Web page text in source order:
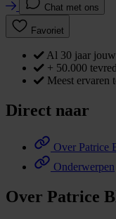
Chat met ons
Favoriet
Al 30 jaar
+ 50.000
Meest ervaren
Direct naar
Over Patrice
Onderwerpen
Over Patrice